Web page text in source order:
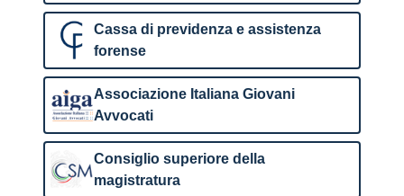
Cassa di previdenza e assistenza
forense
Associazione Italiana Giovani
Avvocati
Consiglio superiore della
magistratura